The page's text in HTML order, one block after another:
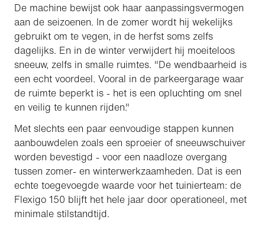
De machine bewijst ook haar aanpassingsvermogen
aan de seizoenen. In de zomer wordt hij wekelijks
gebruikt om te vegen, in de herfst soms zelfs
dagelijks. En in de winter verwijdert hij moeiteloos
sneeuw, zelfs in smalle ruimtes. "De wendbaarheid is
een echt voordeel. Vooral in de parkeergarage waar
de ruimte beperkt is - het is een opluchting om snel
en veilig te kunnen rijden."
Met slechts een paar eenvoudige stappen kunnen
aanbouwdelen zoals een sproeier of sneeuwschuiver
worden bevestigd - voor een naadloze overgang
tussen zomer- en winterwerkzaamheden. Dat is een
echte toegevoegde waarde voor het tuinierteam: de
Flexigo 150 blijft het hele jaar door operationeel, met
minimale stilstandtijd.